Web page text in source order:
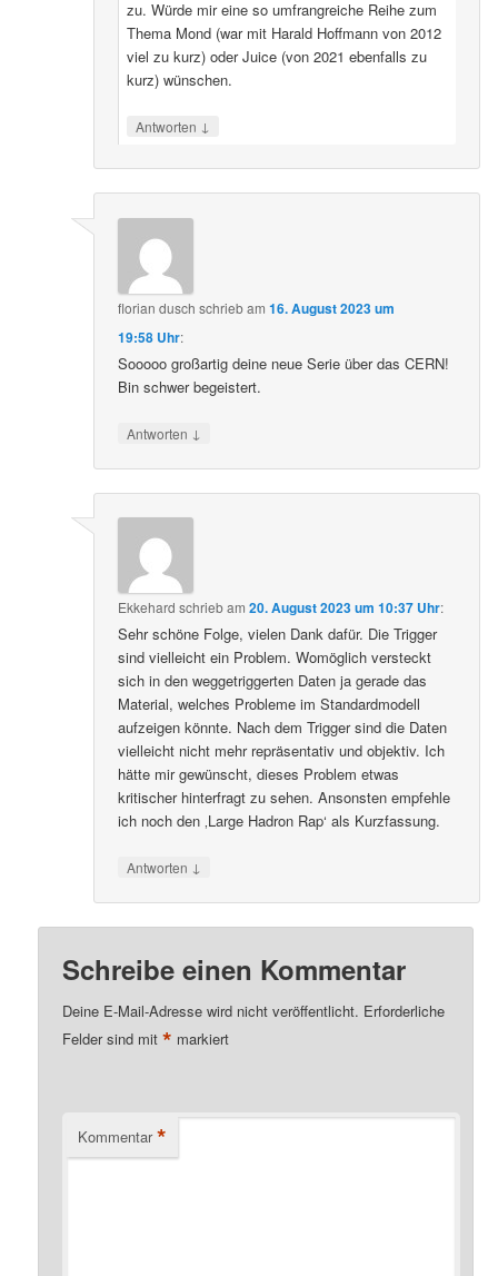
zu. Würde mir eine so umfrangreiche Reihe zum
Thema Mond (war mit Harald Hoffmann von 2012
viel zu kurz) oder Juice (von 2021 ebenfalls zu
kurz) wünschen.
Antworten ↓
florian dusch schriebam16. August 2023 um
19:58 Uhr:
Sooooo großartig deine neue Serie über das CERN!
Bin schwer begeistert.
Antworten ↓
Ekkehard schriebam20. August 2023 um 10:37 Uhr:
Sehr schöne Folge, vielen Dank dafür. Die Trigger
sind vielleicht ein Problem. Womöglich versteckt
sich in den weggetriggerten Daten ja gerade das
Material, welches Probleme im Standardmodell
aufzeigen könnte. Nach dem Trigger sind die Daten
vielleicht nicht mehr repräsentativ und objektiv. Ich
hätte mir gewünscht, dieses Problem etwas
kritischer hinterfragt zu sehen. Ansonsten empfehle
ich noch den ‚Large Hadron Rap‘ als Kurzfassung.
Antworten ↓
Schreibe einen Kommentar
Deine E-Mail-Adresse wird nicht veröffentlicht. Erforderliche
Felder sind mit* markiert
Kommentar *